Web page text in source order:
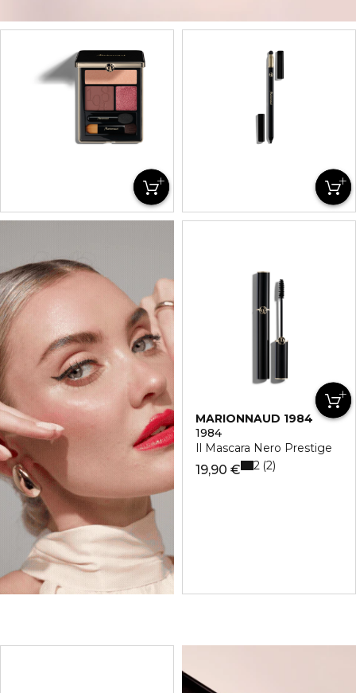
MARIONNAUD 1984
1984
Il Mascara Nero Prestige
19,90 € 2 2